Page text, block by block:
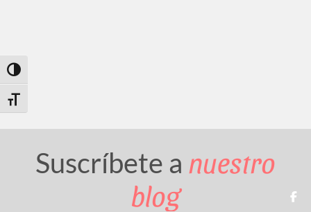
Toggle High Contrast
Toggle Font size
Suscríbete a nuestro
blog